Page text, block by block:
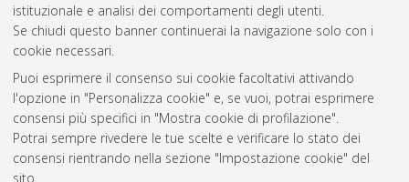
istituzionale e analisi dei comportamenti degli utenti.
Se chiudi questo banner continuerai la navigazione solo con i
cookie necessari.
Puoi esprimere il consenso sui cookie facoltativi attivando
l'opzione in "Personalizza cookie" e, se vuoi, potrai esprimere
consensi più specifici in "Mostra cookie di profilazione".
Potrai sempre rivedere le tue scelte e verificare lo stato dei
consensi rientrando nella sezione "Impostazione cookie" del
sito.
Atom
Rss 1.0
Rss 2.0